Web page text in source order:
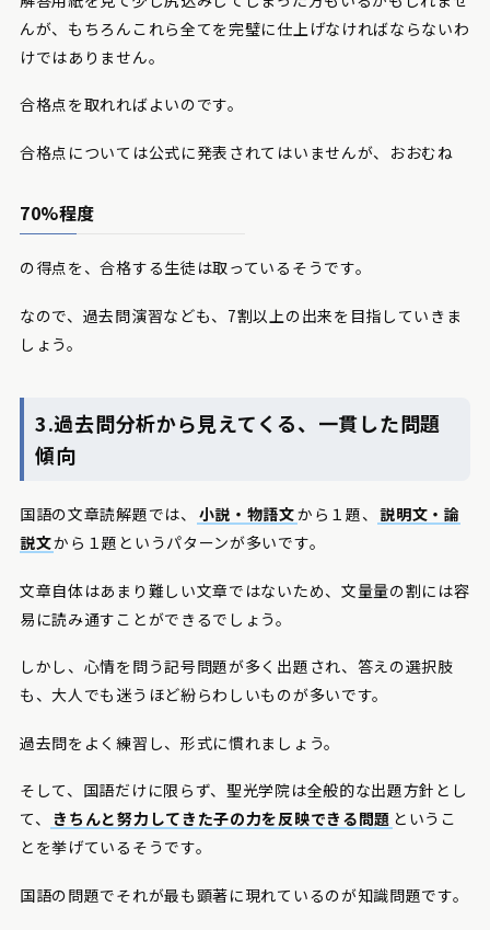
んが、もちろんこれら全てを完璧に仕上げなければならないわ
けではありません。
合格点を取れればよいのです。
合格点については公式に発表されてはいませんが、おおむね
70%程度
の得点を、合格する生徒は取っているそうです。
なので、過去問演習なども、7割以上の出来を目指していきま
しょう。
3.過去問分析から見えてくる、一貫した問題
傾向
国語の文章読解題では、 小説・物語文から１題、 説明文・論
説文から１題というパターンが多いです。
文章自体はあまり難しい文章ではないため、文量量の割には容
易に読み通すことができるでしょう。
しかし、心情を問う記号問題が多く出題され、答えの選択肢
も、大人でも迷うほど紛らわしいものが多いです。
過去問をよく練習し、形式に慣れましょう。
そして、国語だけに限らず、聖光学院は全般的な出題方針とし
て、 きちんと努力してきた子の力を反映できる問題 というこ
とを挙げているそうです。
国語の問題でそれが最も顕著に現れているのが知識問題です。